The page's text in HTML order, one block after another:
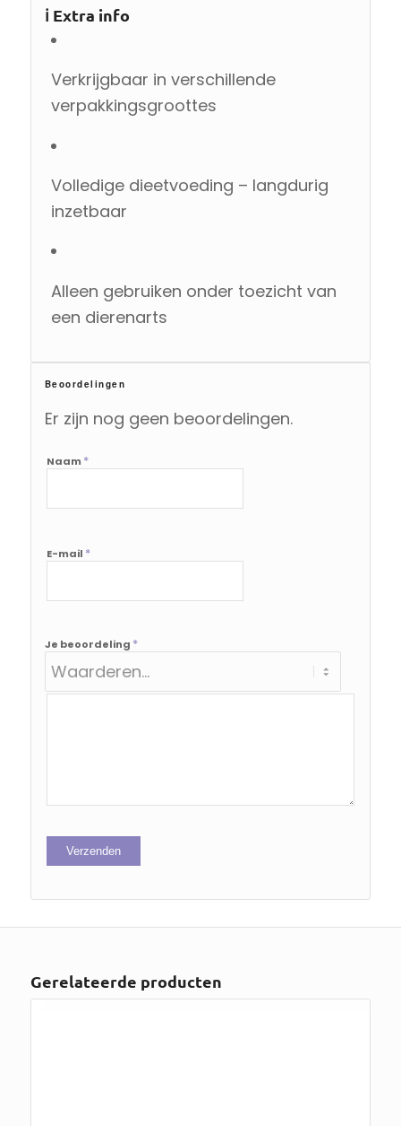
ℹ️ Extra info
Verkrijgbaar in verschillende
verpakkingsgroottes
Volledige dieetvoeding – langdurig
inzetbaar
Alleen gebruiken onder toezicht van
een dierenarts
Beoordelingen
Er zijn nog geen beoordelingen.
Naam *
E-mail *
Je beoordeling *
Gerelateerde producten